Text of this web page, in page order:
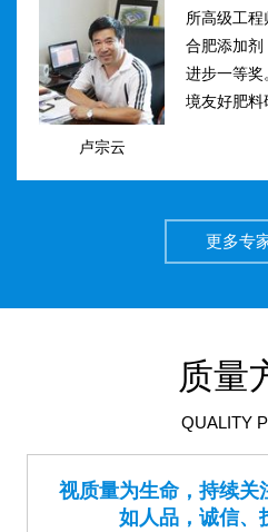
卢宗云
所高级工
合肥添加
进步一等
境友好肥料
市有突出
更多专
质量
QUALITY
视质量为生命，持续关
如人品，诚信、